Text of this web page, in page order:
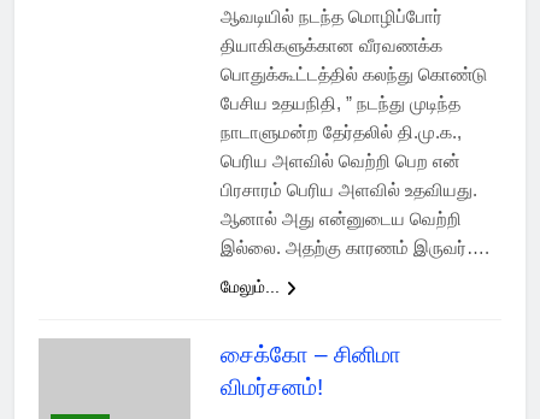
ஆவடியில் நடந்த மொழிப்போர்
தியாகிகளுக்கான வீரவணக்க
பொதுக்கூட்டத்தில் கலந்து கொண்டு
பேசிய உதயநிதி, ” நடந்து முடிந்த
நாடாளுமன்ற தேர்தலில் தி.மு.க.,
பெரிய அளவில் வெற்றி பெற என்
பிரசாரம் பெரிய அளவில் உதவியது.
ஆனால் அது என்னுடைய வெற்றி
இல்லை. அதற்கு காரணம் இருவர்….
மேலும்...
சைக்கோ – சினிமா
விமர்சனம்!